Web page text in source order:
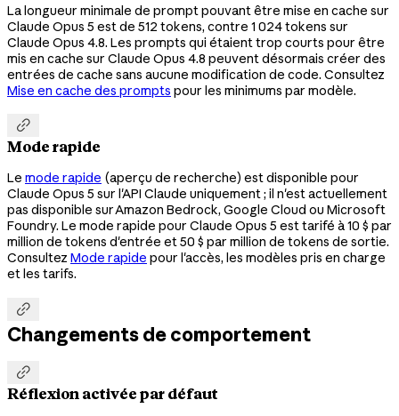
La longueur minimale de prompt pouvant être mise en cache sur
Claude Opus 5 est de 512 tokens, contre 1 024 tokens sur
Claude Opus 4.8. Les prompts qui étaient trop courts pour être
mis en cache sur Claude Opus 4.8 peuvent désormais créer des
entrées de cache sans aucune modification de code. Consultez
Mise en cache des prompts pour les minimums par modèle.

Mode rapide
Le mode rapide (aperçu de recherche) est disponible pour
Claude Opus 5 sur l'API Claude uniquement ; il n'est actuellement
pas disponible sur Amazon Bedrock, Google Cloud ou Microsoft
Foundry. Le mode rapide pour Claude Opus 5 est tarifé à 10 $ par
million de tokens d'entrée et 50 $ par million de tokens de sortie.
Consultez Mode rapide pour l'accès, les modèles pris en charge
et les tarifs.

Changements de comportement

Réflexion activée par défaut